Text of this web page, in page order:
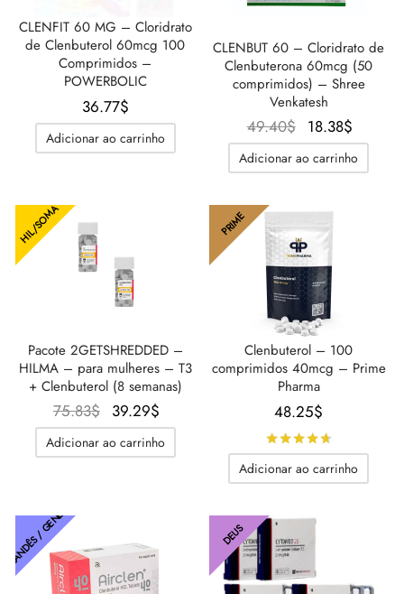
CLENFIT 60 MG – Cloridrato
de Clenbuterol 60mcg 100
Comprimidos –
POWERBOLIC
36.77$
Adicionar ao carrinho
CLENBUT 60 – Cloridrato de
Clenbuterona 60mcg (50
comprimidos) – Shree
Venkatesh
49.40$
O
preço
original
49.40$.
18.38$
preço
atual é:
Adicionar ao carrinho
HIL/SOMA
Pacote 2GETSHREDDED –
HILMA – para mulheres – T3
+ Clenbuterol (8 semanas)
75.83$
O
preço
original
39.29$
preço
atual é:
Adicionar ao carrinho
PRIME
Clenbuterol – 100
comprimidos 40mcg – Prime
Pharma
48.25$
Adicionar ao carrinho
/ GENÉTICO DEUS